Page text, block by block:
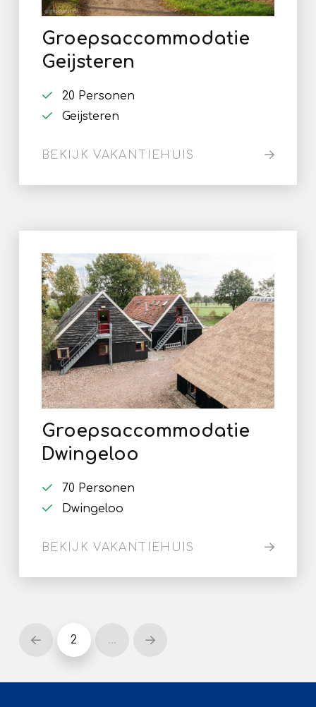
Groepsaccommodatie
Geijsteren
20 Personen
Geijsteren
BEKIJK VAKANTIEHUIS
Groepsaccommodatie
Dwingeloo
70 Personen
Dwingeloo
BEKIJK VAKANTIEHUIS
Prev 2 … Next